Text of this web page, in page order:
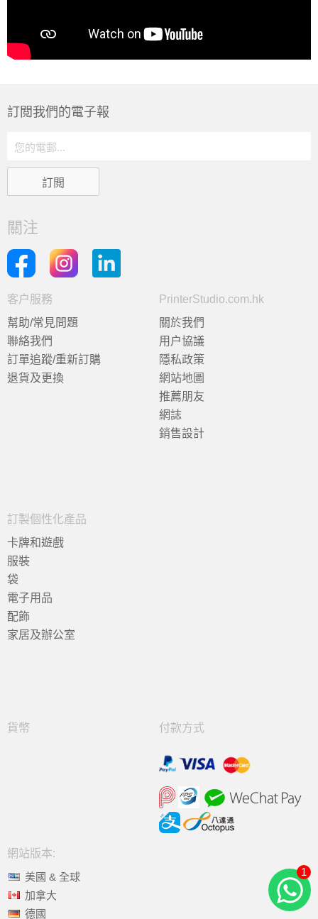
訂閲我們的電子報
關注
客户服務
幫助/常見問題
聯絡我們
訂單追蹤/重新訂購
退貨及更換
PrinterStudio.com.hk
關於我們
用户協議
隱私政策
網站地圖
推薦朋友
網誌
銷售設計
訂製個性化產品
卡牌和遊戲
服裝
袋
電子用品
配飾
家居及辦公室
貨幣 付款方式
網站版本:
美國 & 全球
加拿大
德國
1